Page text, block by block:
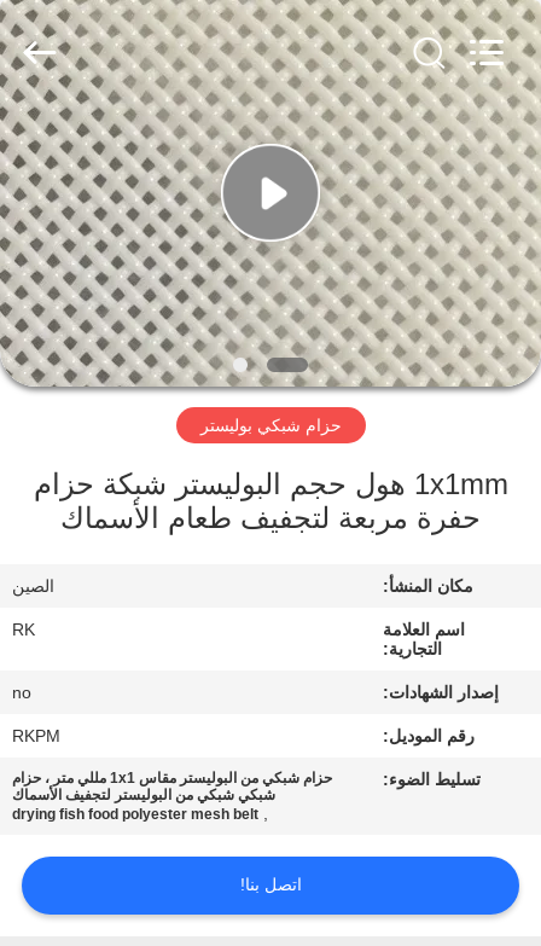
منزل،
بيت
منتجات
معلومات
عنا
في
المعمل
مراقبة
الجودة
اطلب
Hebei
Reking
Wire
Mesh
Co.,Ltd.
All
Rights
Reserved.
حزام شبكي بوليستر
1x1mm هول حجم البوليستر شبكة حزام
حفرة مربعة لتجفيف طعام الأسماك
مكان المنشأ: الصين
اسم العلامة
التجارية:
RK
إصدار الشهادات: no
رقم الموديل: RKPM
تسليط الضوء:
حزام شبكي من البوليستر مقاس 1x1 مللي متر ، حزام
شبكي شبكي من البوليستر لتجفيف الأسماك
,
drying fish food polyester mesh belt
اتصل بنا!